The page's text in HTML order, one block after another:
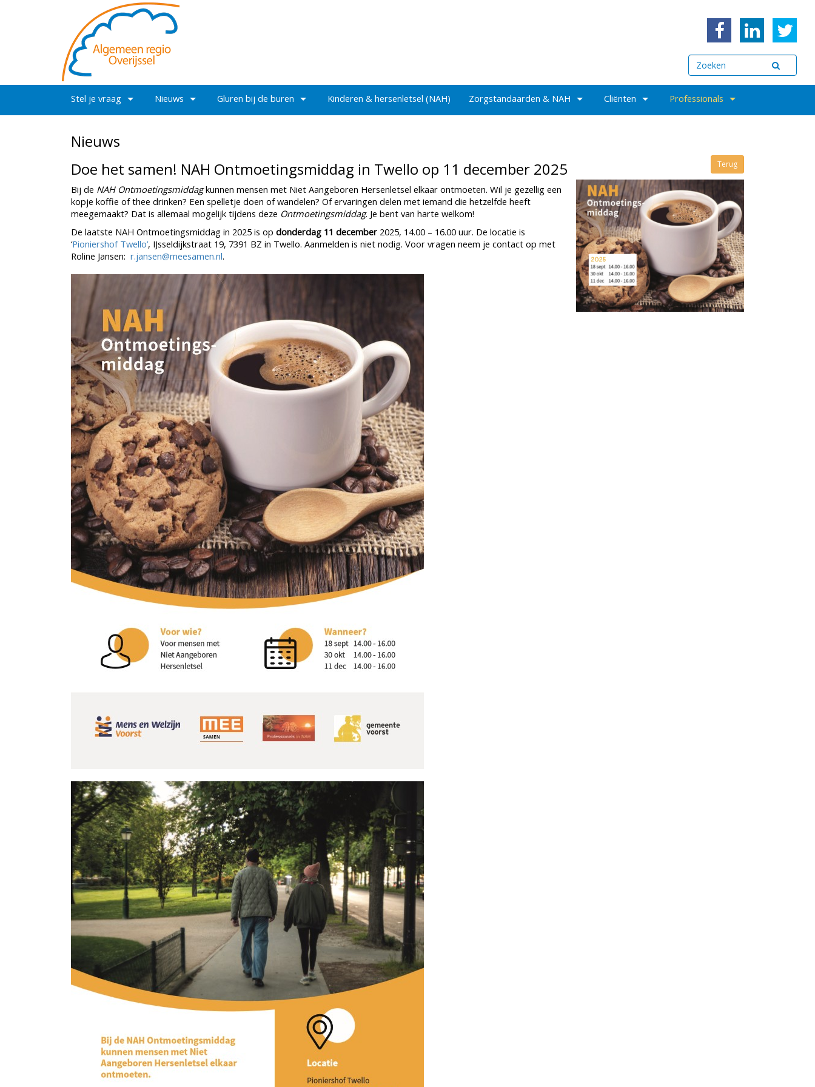
Stel je vraag Nieuws Gluren bij de buren Kinderen & hersenletsel (NAH) Zorgstandaarden & NAH Cliënten Professionals
Nieuws
Terug
Doe het samen! NAH Ontmoetingsmiddag in Twello op 11 december 2025
Bij de NAH Ontmoetingsmiddagkunnen mensen met Niet Aangeboren Hersenletsel elkaar ontmoeten. Wil je gezellig een
kopje koffie of thee drinken? Een spelletje doen of wandelen? Of ervaringen delen met iemand die hetzelfde heeft
meegemaakt? Dat is allemaal mogelijk tijdens deze Ontmoetingsmiddag. Je bent van harte welkom!
De laatste NAH Ontmoetingsmiddag in 2025 is op donderdag 11 december 2025, 14.00 – 16.00 uur. De locatie is
‘Pioniershof Twello’, IJsseldijkstraat 19, 7391 BZ in Twello. Aanmelden is niet nodig. Voor vragen neem je contact op met
Roline Jansen: r.jansen@meesamen.nl.